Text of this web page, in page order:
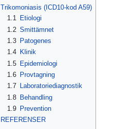
Trikomoniasis (ICD10-kod A59)
1.1
Etiologi
1.2 Smittämnet
1.3
Patogenes
1.4
Klinik
1.5 Epidemiologi
1.6
Provtagning
1.7
Laboratoriediagnostik
1.8 Behandling
1.9
Prevention
REFERENSER